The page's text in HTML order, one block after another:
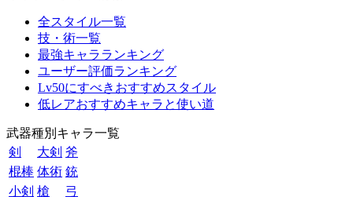
全スタイル一覧
技・術一覧
最強キャラランキング
ユーザー評価ランキング
Lv50にすべきおすすめスタイル
低レアおすすめキャラと使い道
武器種別キャラ一覧
剣
大剣 斧
棍棒 体術 銃
小剣 槍
弓